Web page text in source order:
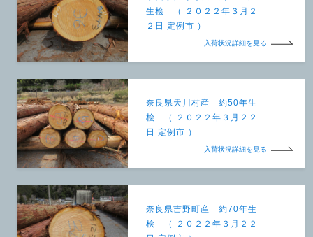
生桧 （ ２０２２年３月２
２日 定例市 ）
入荷状況詳細を見る
奈良県天川村産 約50年生
桧 （ ２０２２年３月２２
日 定例市 ）
入荷状況詳細を見る
奈良県吉野町産 約70年生
桧 （ ２０２２年３月２２